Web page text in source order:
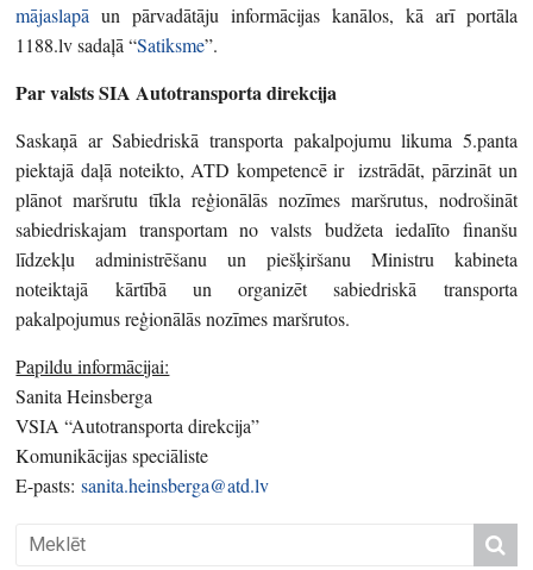
mājaslapā un pārvadātāju informācijas kanālos, kā arī portāla
1188.lv sadaļā “Satiksme”.
Par valsts SIA Autotransporta direkcija
Saskaņā ar Sabiedriskā transporta pakalpojumu likuma 5.panta
piektajā daļā noteikto, ATD kompetencē ir izstrādāt, pārzināt un
plānot maršrutu tīkla reģionālās nozīmes maršrutus, nodrošināt
sabiedriskajam transportam no valsts budžeta iedalīto finanšu
līdzekļu administrēšanu un piešķiršanu Ministru kabineta
noteiktajā kārtībā un organizēt sabiedriskā transporta
pakalpojumus reģionālās nozīmes maršrutos.
Papildu informācijai:
Sanita Heinsberga
VSIA “Autotransporta direkcija”
Komunikācijas speciāliste
E-pasts:sanita.heinsberga@atd.lv